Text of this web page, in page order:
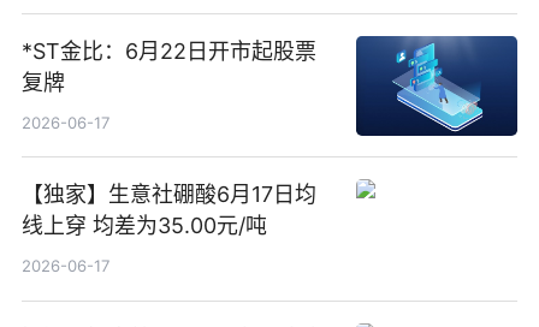
*ST金比：6月22日开市起股票
复牌
2026-06-17
【独家】生意社硼酸6月17日均
线上穿 均差为35.00元/吨
2026-06-17